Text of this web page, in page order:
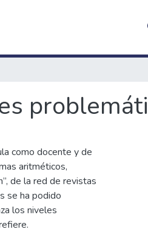
como docente y de
aritméticos,
de la red de revistas
se ha podido
los niveles